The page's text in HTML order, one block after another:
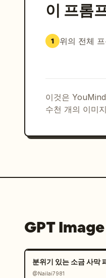
이 프롬
1 위의 전체
이것은
수천 개의 이미
GPT
분위기 있는 소금 사막
@Nailai7981